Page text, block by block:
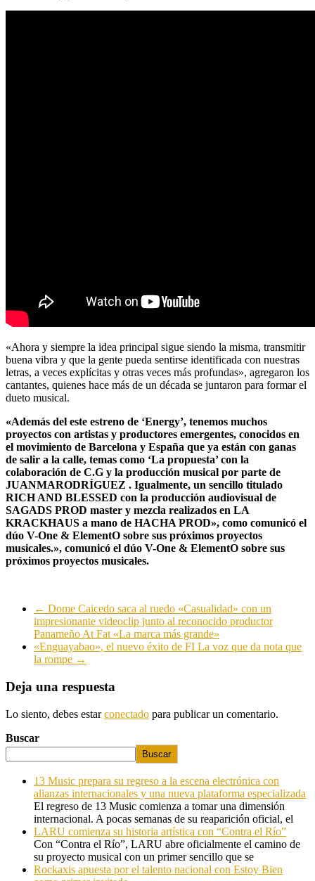
«Ahora y siempre la idea principal sigue siendo la misma, transmitir
buena vibra y que la gente pueda sentirse identificada con nuestras
letras, a veces explícitas y otras veces más profundas», agregaron los
cantantes, quienes hace más de un década se juntaron para formar el
dueto musical.
«Además del este estreno de ‘Energy’, tenemos muchos
proyectos con artistas y productores emergentes, conocidos en
el movimiento de Barcelona y España que ya están con ganas
de salir a la calle, temas como ‘La propuesta’ con la
colaboración de C.G y la producción musical por parte de
JUANMARODRÍGUEZ . Igualmente, un sencillo titulado
RICH AND BLESSED con la producción audiovisual de
SAGADS PROD master y mezcla realizados en LA
KRACKHAUS a mano de HACHA PROD», como comunicó el
dúo V-One & ElementO sobre sus próximos proyectos
musicales.», comunicó el dúo V-One & ElementO sobre sus
próximos proyectos musicales.
← Dome Caicedo saca al ruedo «Casualidad» con un
impresionante videoclip junto al reconocido productor
Panameño At Fat «La marca más grande»
«Enguayabao», el nuevo éxito de FI La voz que da nota que
la rompe →
Deja una respuesta
Lo siento, debes estarconectado para publicar un comentario.
Buscar
Buscar
13 Music prepara su regreso a la escena electrónica con
alianzas internacionales y una nueva plataforma especializada
El regreso de 13 Music comienza a tomar una dimensión
internacional. A pocas semanas de su reaparición oficial, el
LARU comienza su historia artística con “Contra el Río”
Con “Contra el Río”, LARU abre oficialmente el camino de
su proyecto musical con un primer sencillo que se
Rockaxis apuesta por el talento nacional con Estoy Bien